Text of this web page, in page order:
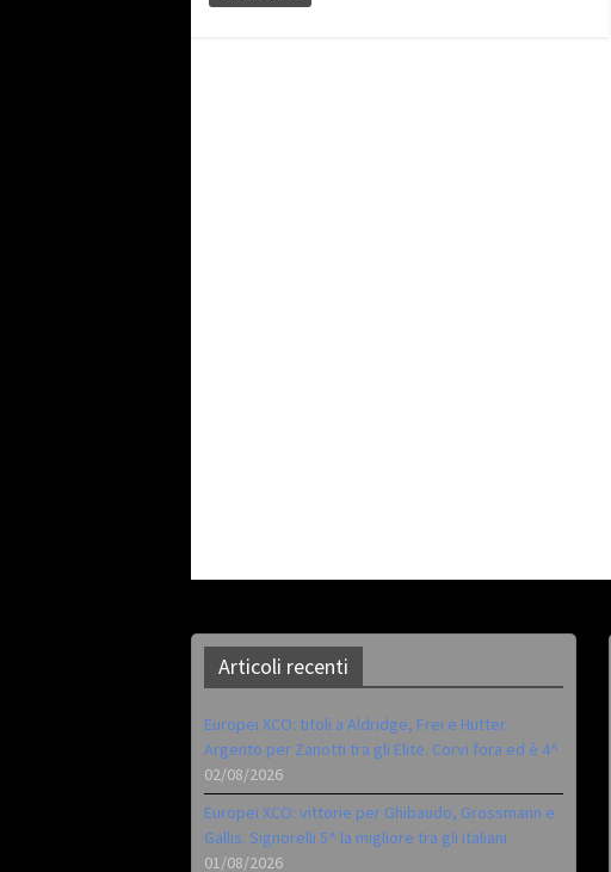
Articoli recenti
Europei XCO: titoli a Aldridge, Frei e Hutter.
Argento per Zanotti tra gli Elite. Corvi fora ed è 4^
02/08/2026
Europei XCO: vittorie per Ghibaudo, Grossmann e
Gallis. Signorelli 5^ la migliore tra gli italiani
01/08/2026